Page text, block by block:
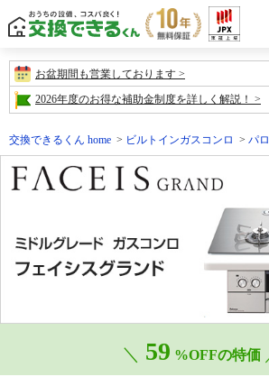
お盆期間も営業しております
2026年度のお得な補助金制度を詳しく解説！
交換できるくん home ビルトインガスコンロ パ
＼ 59 %OFFの特価